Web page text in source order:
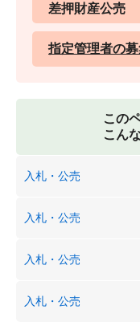
差押財産公売
指定管理者の
この
こん
入札・公売
入札・公売
入札・公売
入札・公売